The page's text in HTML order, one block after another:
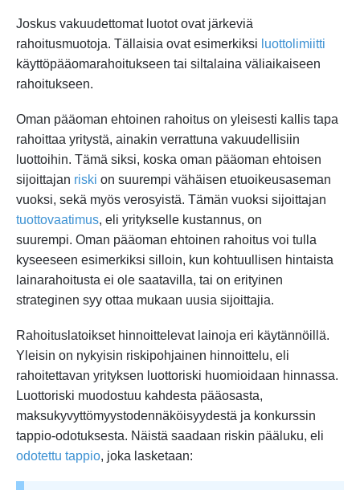
Joskus vakuudettomat luotot ovat järkeviä
rahoitusmuotoja. Tällaisia ovat esimerkiksi luottolimiitti
käyttöpääomarahoitukseen tai siltalaina väliaikaiseen
rahoitukseen.
Oman pääoman ehtoinen rahoitus on yleisesti kallis tapa
rahoittaa yritystä, ainakin verrattuna vakuudellisiin
luottoihin. Tämä siksi, koska oman pääoman ehtoisen
sijoittajan riski on suurempi vähäisen etuoikeusaseman
vuoksi, sekä myös verosyistä. Tämän vuoksi sijoittajan
tuottovaatimus, eli yritykselle kustannus, on
suurempi. Oman pääoman ehtoinen rahoitus voi tulla
kyseeseen esimerkiksi silloin, kun kohtuullisen hintaista
lainarahoitusta ei ole saatavilla, tai on erityinen
strateginen syy ottaa mukaan uusia sijoittajia.
Rahoituslatoikset hinnoittelevat lainoja eri käytännöillä.
Yleisin on nykyisin riskipohjainen hinnoittelu, eli
rahoitettavan yrityksen luottoriski huomioidaan hinnassa.
Luottoriski muodostuu kahdesta pääosasta,
maksukyvyttömyystodennäköisyydestä ja konkurssin
tappio-odotuksesta. Näistä saadaan riskin pääluku, eli
odotettu tappio, joka lasketaan: